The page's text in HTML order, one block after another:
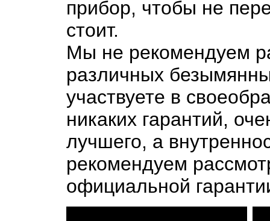
прибор, чтобы не
стоит.
Мы не рекомендуем
различных
участвуете в
никаких гарантий,
лучшего, а
рекомендуем
официальной